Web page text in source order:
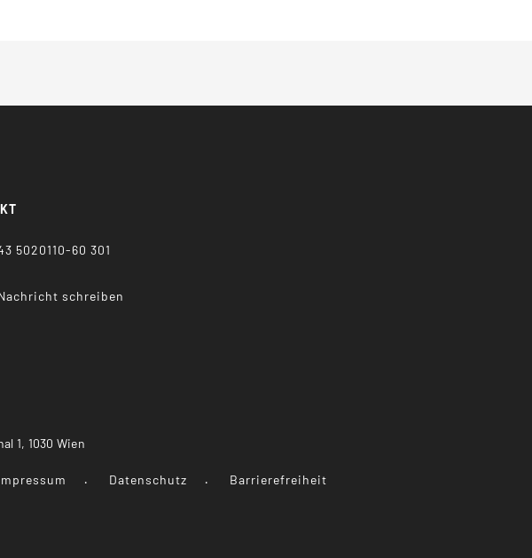
5020110-60 301
schreiben
1, 1030 Wien
Datenschutz Barrierefreiheit